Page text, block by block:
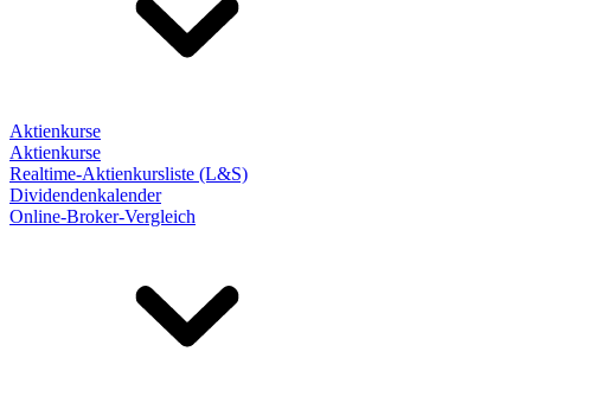
Aktienkurse
Aktienkurse
Realtime-Aktienkursliste (L&S)
Dividendenkalender
Online-Broker-Vergleich